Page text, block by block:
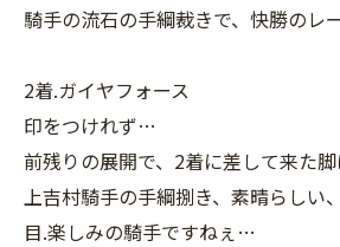
騎手の流石の手綱裁きで、快勝のレ
2着.ガイヤフォース
印をつけれず…
前残りの展開で、2着に差して来た
上吉村騎手の手綱捌き、素晴らしい
目.楽しみの騎手ですねぇ…